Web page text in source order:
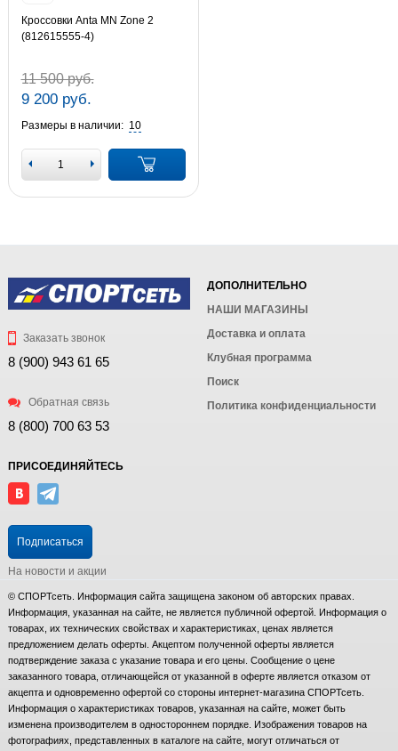
Кроссовки Anta MN Zone 2
(812615555-4)
11 500 руб.
9 200 руб.
Размеры в наличии: 10
Заказать звонок
8 (900) 943 61 65
Обратная связь
8 (800) 700 63 53
ДОПОЛНИТЕЛЬНО
НАШИ МАГАЗИНЫ
Доставка и оплата
Клубная программа
Поиск
Политика конфиденциальности
ПРИСОЕДИНЯЙТЕСЬ
Подписаться
На новости и акции
© СПОРТсеть. Информация сайта защищена законом об авторских правах.
Информация, указанная на сайте, не является публичной офертой. Информация о
товарах, их технических свойствах и характеристиках, ценах является
предложением делать оферты. Акцептом полученной оферты является
подтверждение заказа с указание товара и его цены. Сообщение о цене
заказанного товара, отличающейся от указанной в оферте является отказом от
акцепта и одновременно офертой со стороны интернет-магазина СПОРТсеть.
Информация о характеристиках товаров, указанная на сайте, может быть
изменена производителем в одностороннем порядке. Изображения товаров на
фотографиях, представленных в каталоге на сайте, могут отличаться от